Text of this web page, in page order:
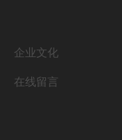
企业文化
在线留言